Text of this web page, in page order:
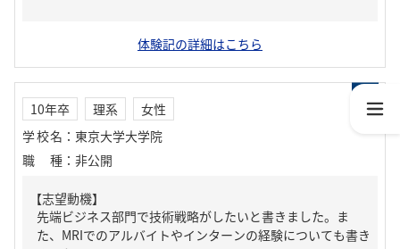
体験記の詳細はこちら
10年卒 理系
女性
学校名 ： 東京大学大学院
職種 ： 非公開
【志望動機】
先端ビジネス部門で技術戦略がしたいと書きました。ま
た、MRIでのアルバイトやインターンの経験についても書き